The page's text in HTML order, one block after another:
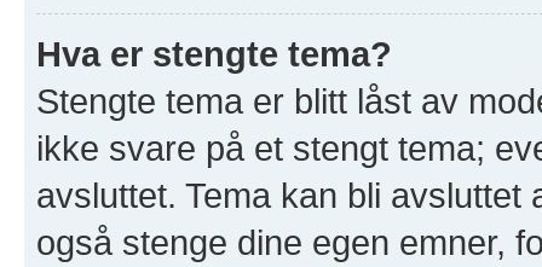
Hva er stengte tema?
Stengte tema er blitt låst av
ikke svare på et stengt tema;
avsluttet. Tema kan bli
også stenge dine egen emner,